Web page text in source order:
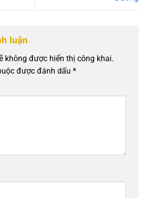
luận
không được hiển thị công khai.
được đánh dấu *